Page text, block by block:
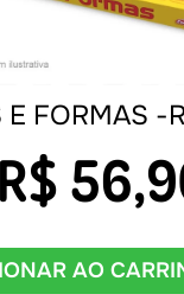
E FORMAS -
R$
AO